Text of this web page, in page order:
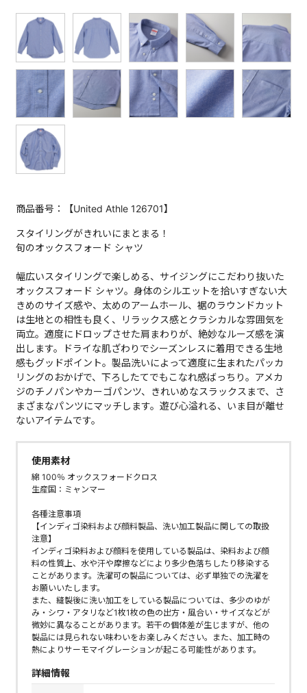
商品番号：【United Athle 126701】
スタイリングがきれいにまとまる！
旬のオックスフォード シャツ
幅広いスタイリングで楽しめる、サイジングにこだわり抜いた
オックスフォード シャツ。身体のシルエットを拾いすぎない大
きめのサイズ感や、太めのアームホール、裾のラウンドカット
は生地との相性も良く、リラックス感とクラシカルな雰囲気を
両立。適度にドロップさせた肩まわりが、絶妙なルーズ感を演
出します。ドライな肌ざわりでシーズンレスに着用できる生地
感もグッドポイント。製品洗いによって適度に生まれたパッカ
リングのおかげで、下ろしたてでもこなれ感ばっちり。アメカ
ジのチノパンやカーゴパンツ、きれいめなスラックスまで、さ
まざまなパンツにマッチします。遊び心溢れる、いま目が離せ
ないアイテムです。
使用素材
綿 100％ オックスフォードクロス
生産国：ミャンマー
各種注意事項
【インディゴ染料および顔料製品、洗い加工製品に関しての取扱
注意】
インディゴ染料および顔料を使用している製品は、染料および顔
料の性質上、水や汗や摩擦などにより多少色落ちしたり移染する
ことがあります。洗濯可の製品については、必ず単独での洗濯を
お願いいたします。
また、縫製後に洗い加工をしている製品については、多少のゆが
み・シワ・アタリなど1枚1枚の色の出方・風合い・サイズなどが
微妙に異なることがあります。若干の個体差が生じますが、他の
製品には見られない味わいをお楽しみください。また、加工時の
熱によりサーモマイグレーションが起こる可能性があります。
詳細情報